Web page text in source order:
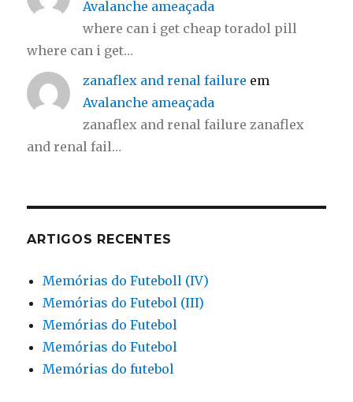
Avalanche ameaçada
where can i get cheap toradol pill
where can i get…
zanaflex and renal failure em
Avalanche ameaçada
zanaflex and renal failure zanaflex
and renal fail…
ARTIGOS RECENTES
Memórias do Futeboll (IV)
Memórias do Futebol (III)
Memórias do Futebol
Memórias do Futebol
Memórias do futebol